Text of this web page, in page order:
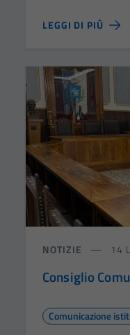
LEGGI DI PIÙ
NOTIZIE 14
Consiglio
Comunicazione